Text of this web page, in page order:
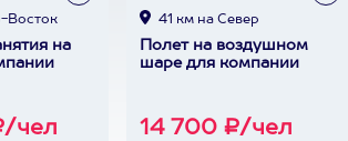
Восток
на
чел
41 км на Север
Полет на воздушном
шаре для компании
14 700 ₽/чел